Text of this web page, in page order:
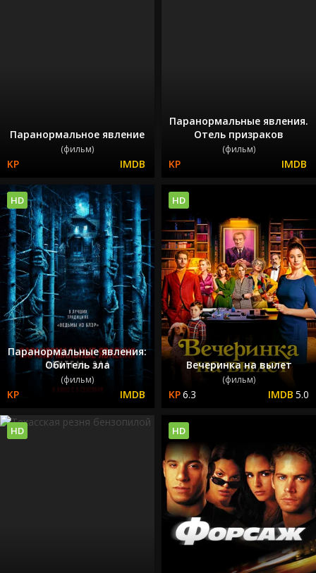
Паранормальное явление
(фильм)
Паранормальные явления.
Отель призраков
(фильм)
Паранормальные явления:
Обитель зла
(фильм)
HD
Вечеринка на вылет
(фильм)
6.3 5.0
HD
HD HD